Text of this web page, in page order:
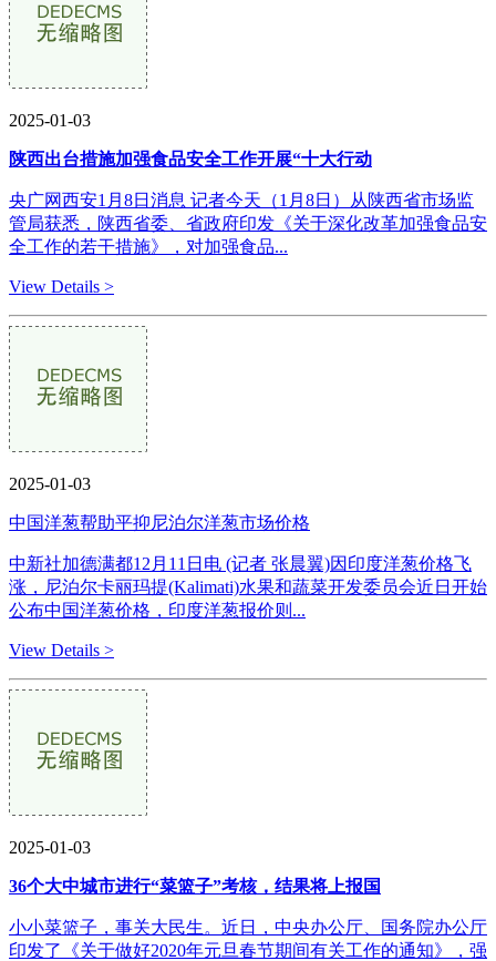
2025-01-03
陕西出台措施加强食品安全工作开展“十大行动
央广网西安1月8日消息 记者今天（1月8日）从陕西省市场监
管局获悉，陕西省委、省政府印发《关于深化改革加强食品安
全工作的若干措施》，对加强食品...
View Details >
2025-01-03
中国洋葱帮助平抑尼泊尔洋葱市场价格
中新社加德满都12月11日电 (记者 张晨翼)因印度洋葱价格飞
涨，尼泊尔卡丽玛提(Kalimati)水果和蔬菜开发委员会近日开始
公布中国洋葱价格，印度洋葱报价则...
View Details >
2025-01-03
36个大中城市进行“菜篮子”考核，结果将上报国
小小菜篮子，事关大民生。近日，中央办公厅、国务院办公厅
印发了《关于做好2020年元旦春节期间有关工作的通知》，强